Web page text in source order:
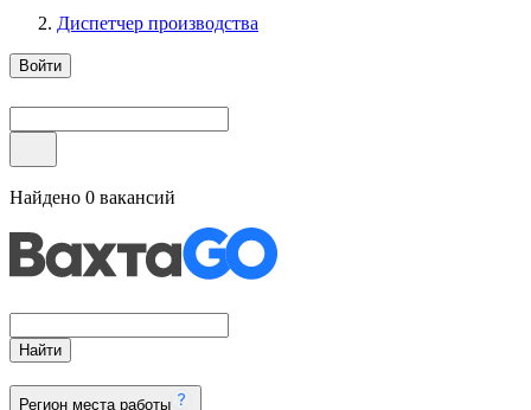
Диспетчер производства
Войти
Найдено 0 вакансий
Найти
Регион места работы